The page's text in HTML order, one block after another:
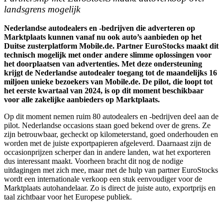
landsgrens mogelijk
Nederlandse autodealers en -bedrijven die adverteren op
Marktplaats kunnen vanaf nu ook auto’s aanbieden op het
Duitse zusterplatform Mobile.de. Partner EuroStocks maakt dit
technisch mogelijk met onder andere slimme oplossingen voor
het doorplaatsen van advertenties. Met deze ondersteuning
krijgt de Nederlandse autodealer toegang tot de maandelijks 16
miljoen unieke bezoekers van Mobile.de. De pilot, die loopt tot
het eerste kwartaal van 2024, is op dit moment beschikbaar
voor alle zakelijke aanbieders op Marktplaats.
Op dit moment nemen ruim 80 autodealers en -bedrijven deel aan de
pilot. Nederlandse occasions staan goed bekend over de grens. Ze
zijn betrouwbaar, gecheckt op kilometerstand, goed onderhouden en
worden met de juiste exportpapieren afgeleverd. Daarnaast zijn de
occasionprijzen scherper dan in andere landen, wat het exporteren
dus interessant maakt. Voorheen bracht dit nog de nodige
uitdagingen met zich mee, maar met de hulp van partner EuroStocks
wordt een internationale verkoop een stuk eenvoudiger voor de
Marktplaats autohandelaar. Zo is direct de juiste auto, exportprijs en
taal zichtbaar voor het Europese publiek.